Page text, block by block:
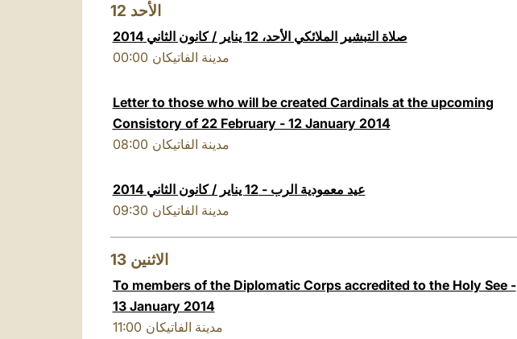
12 الأحد
صلاة التبشير الملائكي الأحد، 12 يناير / كانون الثاني 2014
00:00 مدينة الفاتيكان
Letter to those who will be created Cardinals at the upcoming
Consistory of 22 February - 12 January 2014
08:00 مدينة الفاتيكان
عيد معمودية الرب - 12 يناير / كانون الثاني 2014
09:30 مدينة الفاتيكان
13 الاثنين
To members of the Diplomatic Corps accredited to the Holy See -
13 January 2014
11:00 مدينة الفاتيكان